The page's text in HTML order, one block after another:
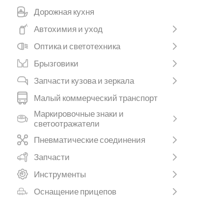
Дорожная кухня
Автохимия и уход
Оптика и светотехника
Брызговики
Запчасти кузова и зеркала
Малый коммерческий транспорт
Маркировочные знаки и
светоотражатели
Пневматические соединения
Запчасти
Инструменты
Оснащение прицепов